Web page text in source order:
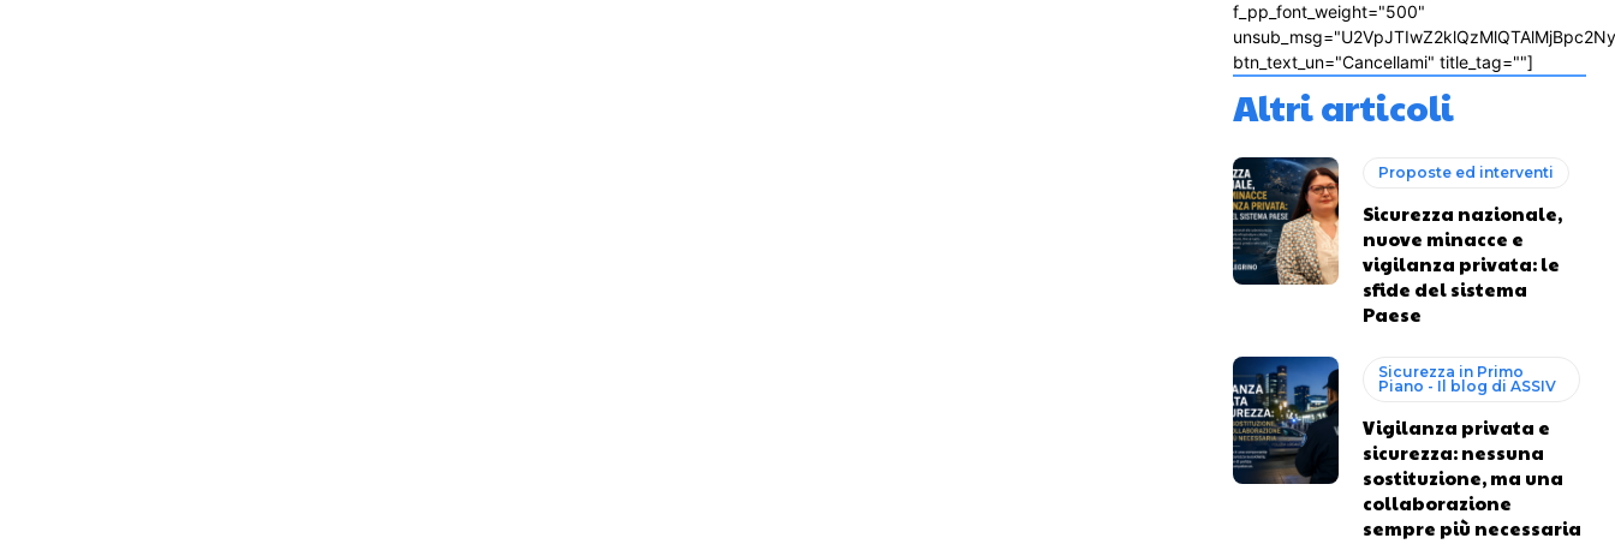
f_pp_font_weight="500"
btn_text_un="Cancellami" title_tag=""]
Altri articoli
Proposte ed interventi
Sicurezza nazionale,
nuove minacce e
vigilanza privata: le
sfide del sistema
Paese
Sicurezza in Primo
Piano - Il blog di ASSIV
Vigilanza privata e
sicurezza: nessuna
sostituzione, ma una
collaborazione
sempre più necessaria